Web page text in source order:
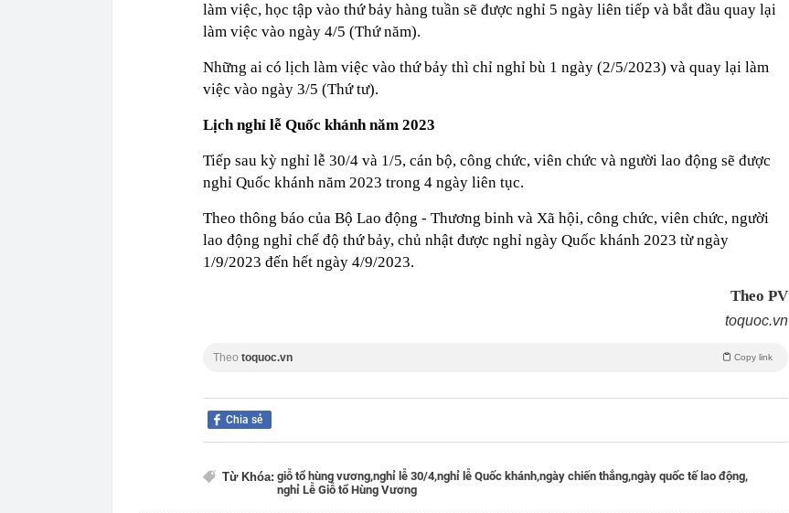
làm việc, học tập vào thứ bảy hàng tuần sẽ được nghỉ 5 ngày liên tiếp và bắt đầu quay lại
làm việc vào ngày 4/5 (Thứ năm).
Những ai có lịch làm việc vào thứ bảy thì chỉ nghỉ bù 1 ngày (2/5/2023) và quay lại làm
việc vào ngày 3/5 (Thứ tư).
Lịch nghỉ lễ Quốc khánh năm 2023
Tiếp sau kỳ nghỉ lễ 30/4 và 1/5, cán bộ, công chức, viên chức và người lao động sẽ được
nghỉ Quốc khánh năm 2023 trong 4 ngày liên tục.
Theo thông báo của Bộ Lao động - Thương binh và Xã hội, công chức, viên chức, người
lao động nghỉ chế độ thứ bảy, chủ nhật được nghỉ ngày Quốc khánh 2023 từ ngày
1/9/2023 đến hết ngày 4/9/2023.
Theo PV
toquoc.vn
Theo toquoc.vn Copy link
Chia sẻ
Từ Khóa: giỗ tổ hùng vương,nghỉ lễ 30/4,nghỉ lễ Quốc khánh,ngày chiến thắng,ngày quốc tế lao động,
nghỉ Lễ Giỗ tổ Hùng Vương